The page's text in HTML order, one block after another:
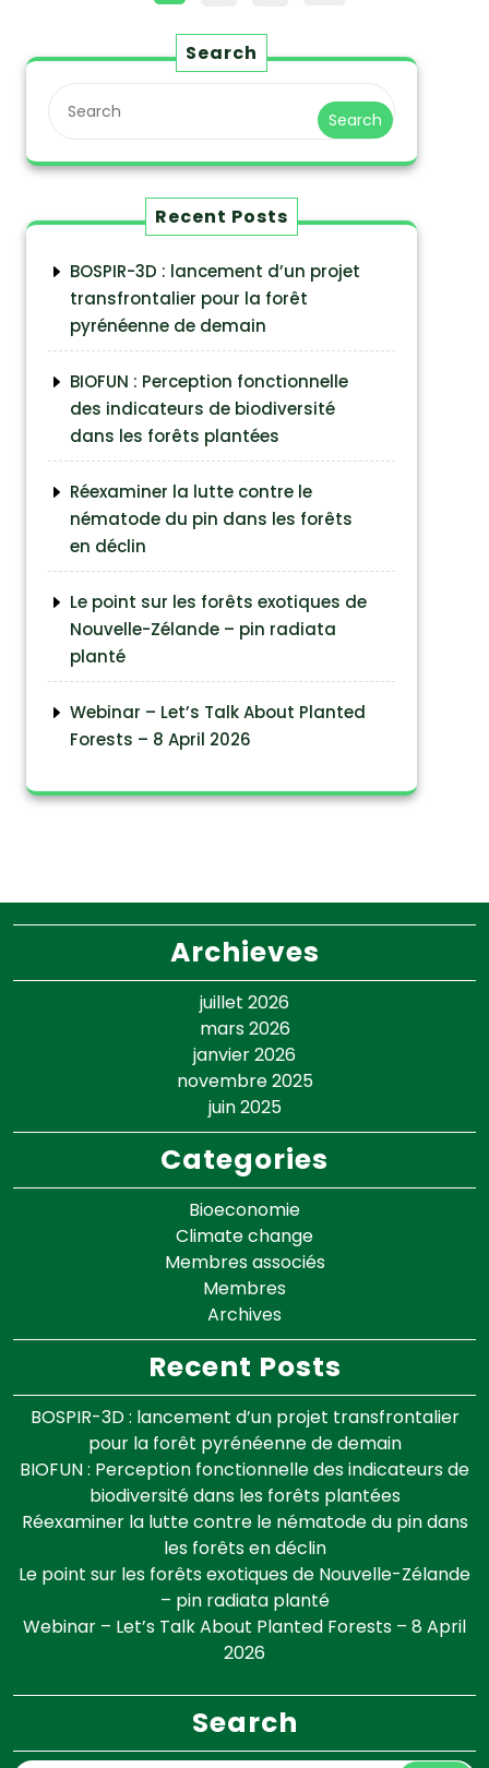
Search
Search
Recent Posts
BOSPIR-3D : lancement d’un projet
transfrontalier pour la forêt
pyrénéenne de demain
BIOFUN : Perception fonctionnelle
des indicateurs de biodiversité
dans les forêts plantées
Réexaminer la lutte contre le
nématode du pin dans les forêts
en déclin
Le point sur les forêts exotiques de
Nouvelle-Zélande – pin radiata
planté
Webinar – Let’s Talk About Planted
Forests – 8 April 2026
Archieves
juillet 2026
mars 2026
janvier 2026
novembre 2025
juin 2025
Categories
Bioeconomie
Climate change
Membres associés
Membres
Archives
Recent Posts
BOSPIR-3D : lancement d’un projet transfrontalier
pour la forêt pyrénéenne de demain
BIOFUN : Perception fonctionnelle des indicateurs de
biodiversité dans les forêts plantées
Réexaminer la lutte contre le nématode du pin dans
les forêts en déclin
Le point sur les forêts exotiques de Nouvelle-Zélande
– pin radiata planté
Webinar – Let’s Talk About Planted Forests – 8 April
2026
Search